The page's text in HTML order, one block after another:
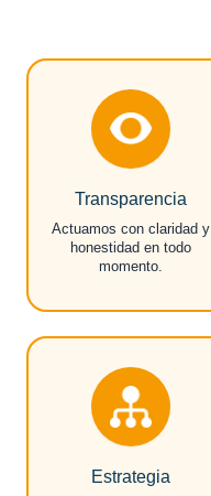
Transparencia
Actuamos con claridad y
honestidad en todo
momento.
Estrategia